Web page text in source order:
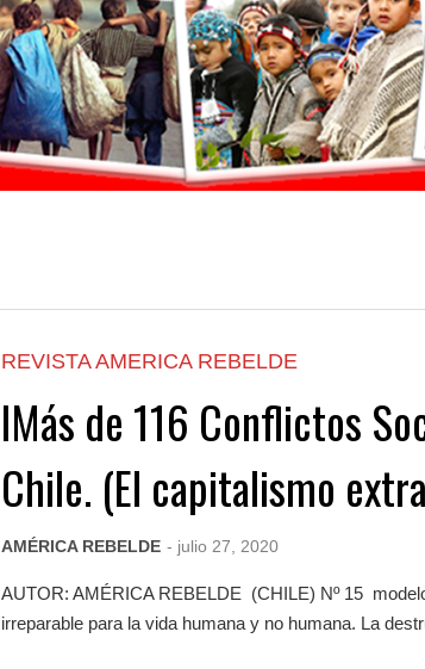
REVISTA AMERICA REBELDE
lMás de 116 Conflictos
Chile. (El capitalismo
AMÉRICA REBELDE - julio 27, 2020
AUTOR: AMÉRICA REBELDE (CHILE) Nº 15
irreparable para la vida humana y no humana. La